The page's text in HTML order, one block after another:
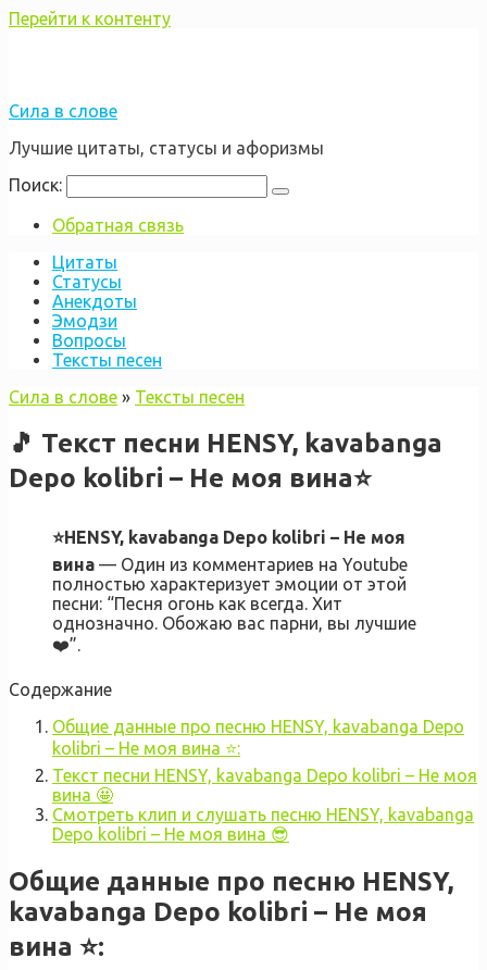
Перейти к контенту
Сила в слове
Лучшие цитаты, статусы и афоризмы
Поиск:
Обратная связь
Цитаты
Статусы
Анекдоты
Эмодзи
Вопросы
Тексты песен
Сила в слове » Тексты песен
🎵 Текст песни HENSY, kavabanga
Depo kolibri – Не моя вина⭐
⭐HENSY, kavabanga Depo kolibri – Не моя
вина — Один из комментариев на Youtube
полностью характеризует эмоции от этой
песни: “Песня огонь как всегда. Хит
однозначно. Обожаю вас парни, вы лучшие
❤️”.
Содержание
Общие данные про песню HENSY, kavabanga Depo
kolibri – Не моя вина ⭐:
Текст песни HENSY, kavabanga Depo kolibri – Не моя
вина 🤩
Смотреть клип и слушать песню HENSY, kavabanga
Depo kolibri – Не моя вина 😎
Общие данные про песню HENSY,
kavabanga Depo kolibri – Не моя
вина ⭐: